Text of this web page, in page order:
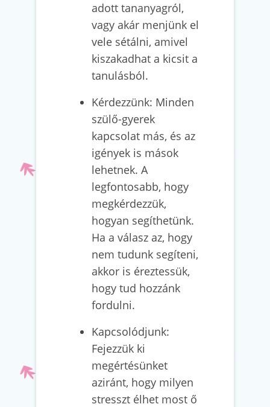
adott tananyagról,
vagy akár menjünk el
vele sétálni, amivel
kiszakadhat a kicsit a
tanulásból.
Kérdezzünk: Minden
szülő-gyerek
kapcsolat más, és az
igények is mások
lehetnek. A
legfontosabb, hogy
megkérdezzük,
hogyan segíthetünk.
Ha a válasz az, hogy
nem tudunk segíteni,
akkor is éreztessük,
hogy tud hozzánk
fordulni.
Kapcsolódjunk:
Fejezzük ki
megértésünket
aziránt, hogy milyen
stresszt élhet most ő